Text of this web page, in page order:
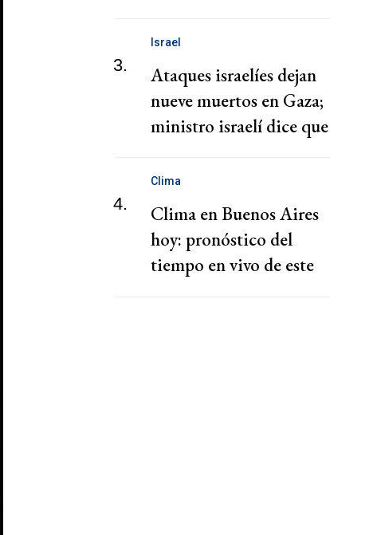
3.
Israel
Ataques israelíes dejan
nueve muertos en Gaza;
ministro israelí dice que
frenar ataques
4.
Clima
Clima en Buenos Aires
hoy: pronóstico del
tiempo en vivo de este